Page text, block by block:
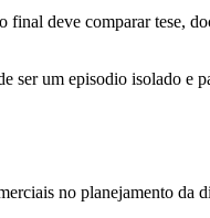
final deve comparar tese,
ser um episodio isolado e
no planejamento da